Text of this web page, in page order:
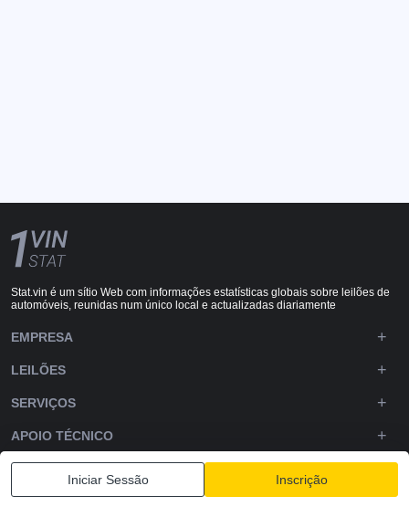
Iniciar Sessão Inscrição
Stat.vin é um sítio Web com informações estatísticas globais sobre leilões de
automóveis, reunidas num único local e actualizadas diariamente
EMPRESA
LEILÕES
SERVIÇOS
APOIO TÉCNICO
DOWNLOADS
SIGA-NOS